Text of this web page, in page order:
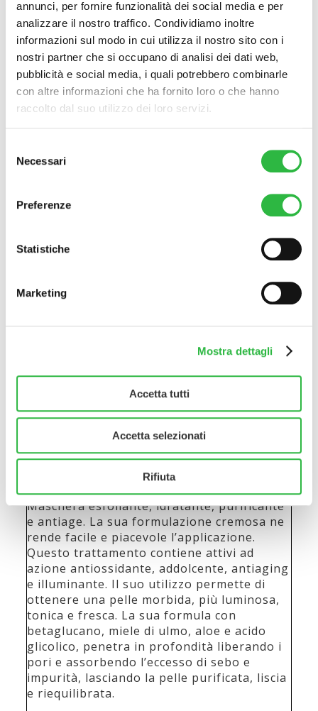
annunci, per fornire funzionalità dei social media e per
analizzare il nostro traffico. Condividiamo inoltre
informazioni sul modo in cui utilizza il nostro sito con i
nostri partner che si occupano di analisi dei dati web,
pubblicità e social media, i quali potrebbero combinarle
con altre informazioni che ha fornito loro o che hanno
raccolto dal suo utilizzo dei loro servizi.
delNecessari
Preferenze
Statistiche
Marketing
Mostra dettagli
Accetta tutti
Accetta selezionati
Rifiuta
Maschera Purificante –
Esfoliante/seboregolatrice
Maschera esfoliante, idratante, purificante
e antiage. La sua formulazione cremosa ne
azione antiossidante, addolcente, antiaging
ottenere una pelle morbida, più luminosa,
tonica e fresca. La sua formula con
glicolico, penetra in profondità liberando i
pori e assorbendo l’eccesso di sebo e
e riequilibrata
Formato: 50ml
Aggiungi al carrello
Descrizione
DESCRIZIONE:
Maschera esfoliante, idratante, purificante
e antiage. La sua formulazione cremosa ne
rende facile e piacevole l’applicazione.
Questo trattamento contiene attivi ad
azione antiossidante, addolcente, antiaging
e illuminante. Il suo utilizzo permette di
ottenere una pelle morbida, più luminosa,
tonica e fresca. La sua formula con
betaglucano, miele di ulmo, aloe e acido
glicolico, penetra in profondità liberando i
pori e assorbendo l’eccesso di sebo e
impurità, lasciando la pelle purificata, liscia
e riequilibrata.